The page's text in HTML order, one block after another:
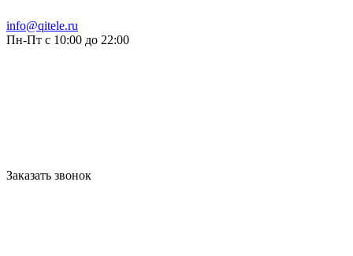
info@qitele.ru
Пн-Пт с 10:00 до 22:00
Заказать звонок